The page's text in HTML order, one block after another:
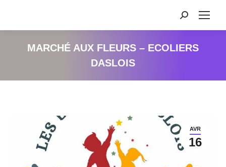
Recherche
:
MARCHÉ AUX FLEURS – ECOLIERS
DASLOIS
AVR
16